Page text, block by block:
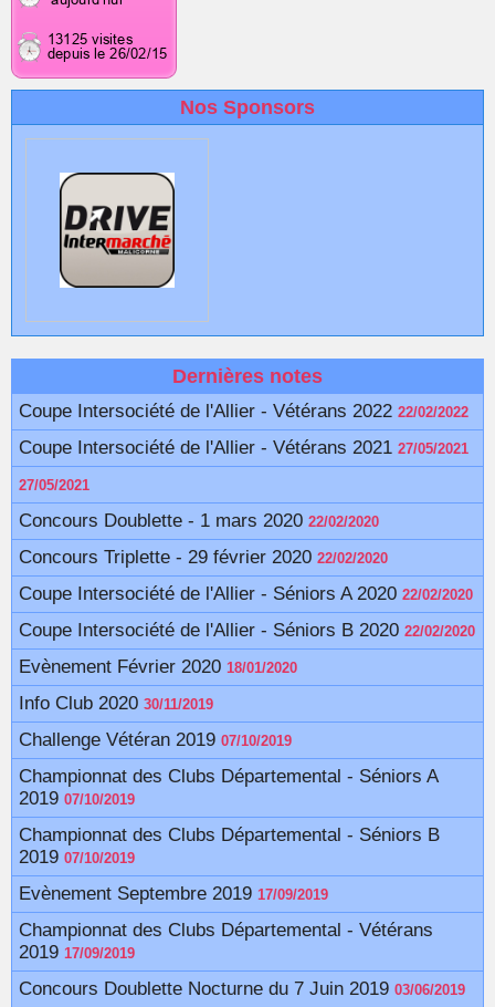
Nos Sponsors
Dernières notes
Coupe Intersociété de l'Allier - Vétérans 2022 22/02/2022
Coupe Intersociété de l'Allier - Vétérans 2021 27/05/2021
27/05/2021
Concours Doublette - 1 mars 2020 22/02/2020
Concours Triplette - 29 février 2020 22/02/2020
Coupe Intersociété de l'Allier - Séniors A 2020 22/02/2020
Coupe Intersociété de l'Allier - Séniors B 2020 22/02/2020
Evènement Février 2020 18/01/2020
Info Club 2020 30/11/2019
Challenge Vétéran 2019 07/10/2019
Championnat des Clubs Départemental - Séniors A
2019 07/10/2019
Championnat des Clubs Départemental - Séniors B
2019 07/10/2019
Evènement Septembre 2019 17/09/2019
Championnat des Clubs Départemental - Vétérans
2019 17/09/2019
Concours Doublette Nocturne du 7 Juin 2019 03/06/2019